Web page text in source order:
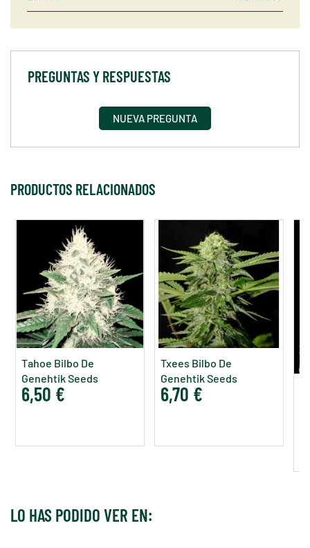
PREGUNTAS Y RESPUESTAS
NUEVA PREGUNTA
PRODUCTOS RELACIONADOS
Tahoe Bilbo De
Genehtik Seeds
6,50 €
Txees Bilbo De
Genehtik Seeds
6,70 €
LO HAS PODIDO VER EN: